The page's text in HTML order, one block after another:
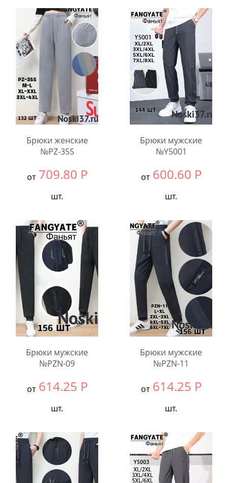
В упаковке:
6
шт.
Количество:
В упаковке:
Количество:
Брюки женские
№PZ-35S
от 709.80 Р
шт.
В упаковке:
7
Количество:
Брюки мужские
№Y5001
от 600.60 Р
шт.
В упаковке:
5
шт.
Количество:
Брюки мужские
№PZN-09
от 614.25 Р
шт.
В упаковке:
5
шт.
Количество:
Брюки мужские
№PZN-11
от 614.25 Р
шт.
В упаковке:
шт.
Количество: